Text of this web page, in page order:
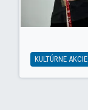
KULTÚRNE AKCIE